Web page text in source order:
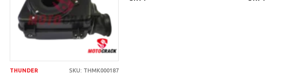
CARRITO
THUNDER SKU: THMK000187